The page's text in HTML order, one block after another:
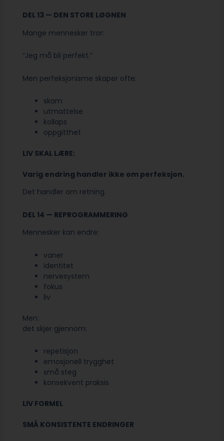
DEL 13 — DEN STORE LØGNEN
Mange mennesker tror:
“Jeg må bli perfekt.”
Men perfeksjonisme skaper ofte:
skam
utmattelse
kollaps
oppgitthet
LIV SKAL LÆRE:
Varig endring handler ikke om perfeksjon.
Det handler om retning.
DEL 14 — REPROGRAMMERING
Mennesker kan endre:
vaner
identitet
nervesystem
fokus
liv
Men:
det skjer gjennom:
repetisjon
emosjonell trygghet
små steg
konsekvent praksis
LIV FORMEL
SMÅ KONSISTENTE ENDRINGER